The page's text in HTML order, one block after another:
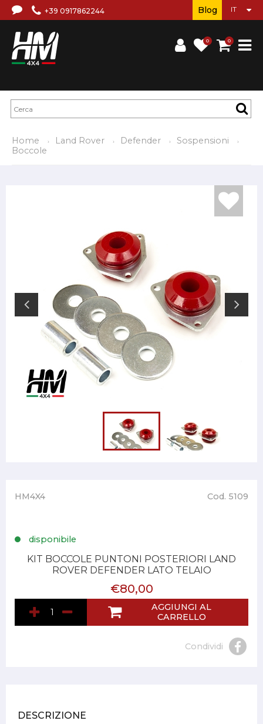
+39 0917862244
0 0
Blog
Home Land Rover Defender
Sospensioni
Boccole
HM4X4 Cod. 5109
disponibile
KIT BOCCOLE PUNTONI POSTERIORI LAND
ROVER DEFENDER LATO TELAIO
€80,00
AGGIUNGI AL
CARRELLO
Condividi
DESCRIZIONE